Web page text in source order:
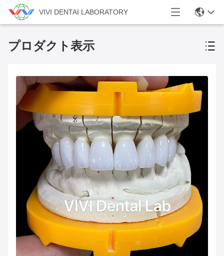
VIVI DENTAI LABORATORY
プロダクト表示